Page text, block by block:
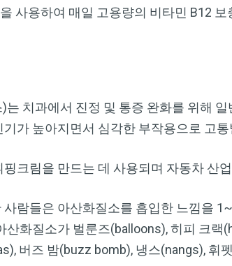
사용하여 매일 고용량의 비타민 B12
는 치과에서 진정 및 통증 완화를 위해
가 높아지면서 심각한 부작용으로 고
크림을 만드는 데 사용되며 자동차 산
람들은 아산화질소를 흡입한 느낌을
산화질소가 벌룬즈(balloons), 히피 크
버즈 밤(buzz bomb), 냉스(nangs), 휘